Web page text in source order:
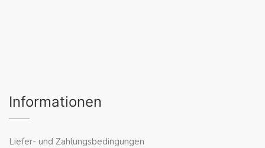
Informationen
Liefer- und Zahlungsbedingungen